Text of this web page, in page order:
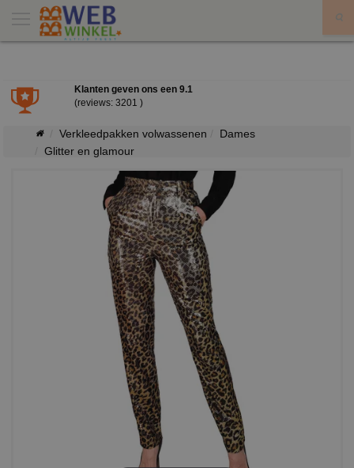
Klanten geven ons een 9.1
(reviews: 3201 )
Verkleedpakken volwassenen
Dames
Glitter en glamour